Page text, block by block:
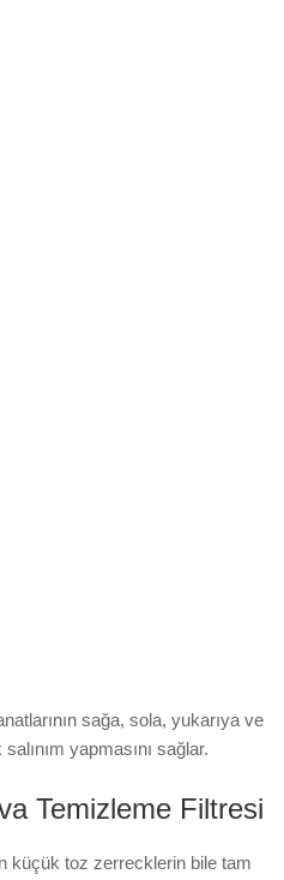
sağa, sola, yukarıya ve
yapmasını sağlar.
Temizleme Filtresi
küçük toz zerrecklerin bile tam